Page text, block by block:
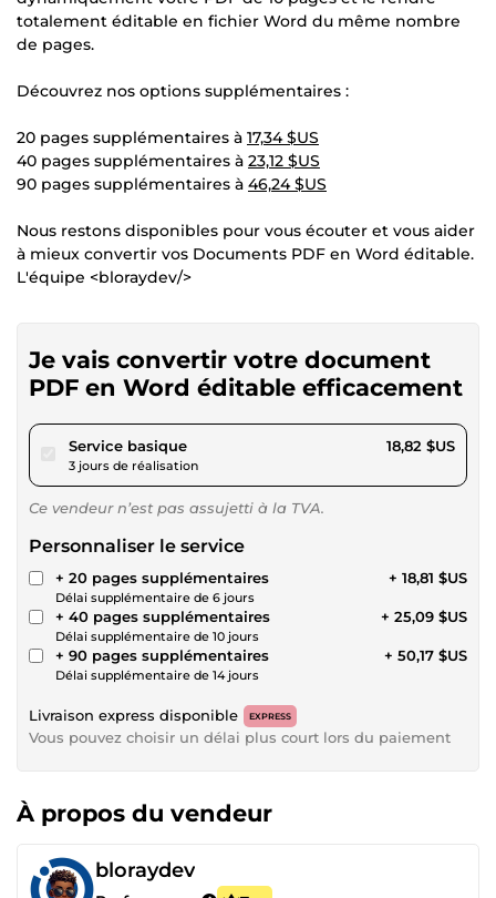
totalement éditable en fichier Word du même nombre
de pages.
Découvrez nos options supplémentaires :
20 pages supplémentaires à 17,34 $US
40 pages supplémentaires à 23,12 $US
90 pages supplémentaires à 46,24 $US
Nous restons disponibles pour vous écouter et vous aider
à mieux convertir vos Documents PDF en Word éditable.
L'équipe <bloraydev/>
Je vais convertir votre document
PDF en Word éditable efficacement
Service basiquepour 17,34 $US
3 jours de réalisation
18,82 $US
Ce vendeur n’est pas assujetti à la TVA.
Personnaliser le service
+ 20 pages supplémentaires
Délai supplémentaire de 6 jours
+ 18,81 $US
+ 40 pages supplémentaires
Délai supplémentaire de 10 jours
+ 25,09 $US
+ 90 pages supplémentaires
Délai supplémentaire de 14 jours
+ 50,17 $US
Livraison express disponible EXPRESS
Vous pouvez choisir un délai plus court lors du paiement
À propos du vendeur
bloraydev